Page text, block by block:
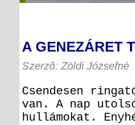
A GENEZÁRET
Szerzõ: Zöldi Józsefné
Csendesen
van. A nap
hullámokat.